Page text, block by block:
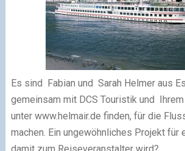
Es sind Fabian und Sarah Helmer aus
gemeinsam mit DCS Touristik und
unter www.helmair.de finden, für die
machen. Ein ungewöhnliches Projekt für